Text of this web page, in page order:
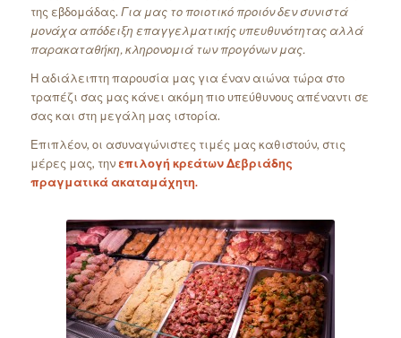
της εβδομάδας. Για μας το ποιοτικό προιόν δεν συνιστά
μονάχα απόδειξη επαγγελματικής υπευθυνότητας αλλά
παρακαταθήκη, κληρονομιά των προγόνων μας.
Η αδιάλειπτη παρουσία μας για έναν αιώνα τώρα στο
τραπέζι σας μας κάνει ακόμη πιο υπεύθυνους απέναντι σε
σας και στη μεγάλη μας ιστορία.
Επιπλέον, οι ασυναγώνιστες τιμές μας καθιστούν, στις
μέρες μας, τηνεπιλογή κρεάτων Δεβριάδης
πραγματικά ακαταμάχητη.
Άριστη ποιότητα….